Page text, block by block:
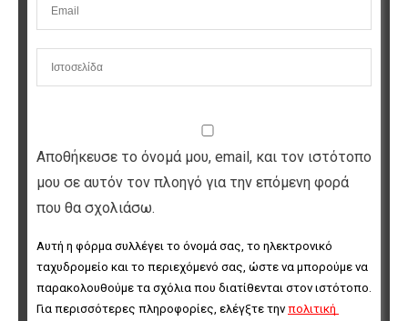
Αποθήκευσε το όνομά μου, email, και τον ιστότοπο
μου σε αυτόν τον πλοηγό για την επόμενη φορά
που θα σχολιάσω.
Αυτή η φόρμα συλλέγει το όνομά σας, το ηλεκτρονικό
ταχυδρομείο και το περιεχόμενό σας, ώστε να μπορούμε να
παρακολουθούμε τα σχόλια που διατίθενται στον ιστότοπο.
Για περισσότερες πληροφορίες, ελέγξτε την πολιτική